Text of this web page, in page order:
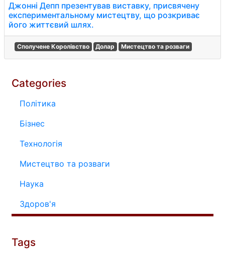
Джонні Депп презентував виставку, присвячену
експериментальному мистецтву, що розкриває
його життєвий шлях.
Сполучене Королівство Долар Мистецтво та розваги
Categories
Політика
Бізнес
Технологія
Мистецтво та розваги
Наука
Здоров'я
Tags